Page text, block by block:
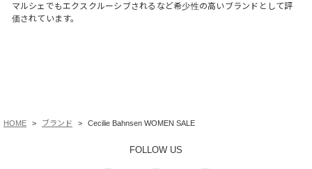
マルシェでもエクスクルーシブされるなど希少性の高いブランドとして評
価されています。
HOME ブランド Cecilie Bahnsen WOMEN SALE
FOLLOW US